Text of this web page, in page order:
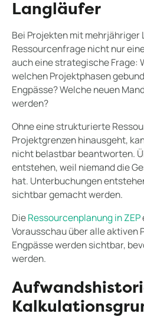
Langläufer
Bei Projekten mit mehrjähriger
Ressourcenfrage nicht nur
auch eine strategische Frage:
welchen Projektphasen
Engpässe? Welche neuen
werden?
Ohne eine strukturierte
Projektgrenzen hinausgeht,
nicht belastbar beantworten.
entstehen, weil niemand die
hat. Unterbuchungen
sichtbar gemacht werden.
DieRessourcenplanung in ZEP
Vorausschau über alle aktiven
Engpässe werden sichtbar,
werden.